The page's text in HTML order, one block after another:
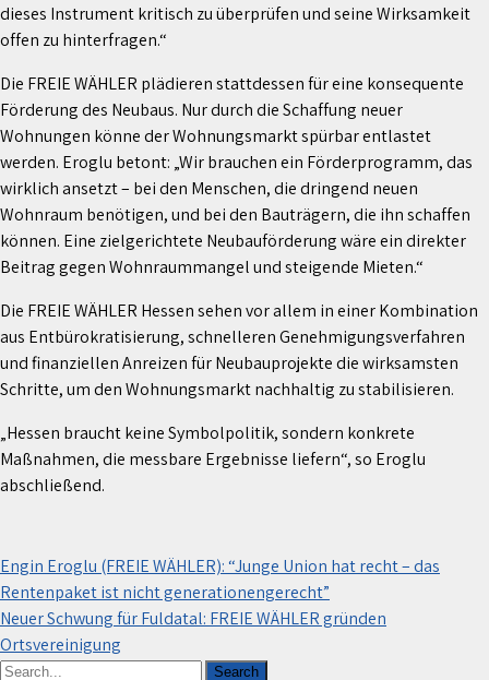
dieses Instrument kritisch zu überprüfen und seine Wirksamkeit
offen zu hinterfragen.“
Die FREIE WÄHLER plädieren stattdessen für eine konsequente
Förderung des Neubaus. Nur durch die Schaffung neuer
Wohnungen könne der Wohnungsmarkt spürbar entlastet
werden. Eroglu betont: „Wir brauchen ein Förderprogramm, das
wirklich ansetzt – bei den Menschen, die dringend neuen
Wohnraum benötigen, und bei den Bauträgern, die ihn schaffen
können. Eine zielgerichtete Neubauförderung wäre ein direkter
Beitrag gegen Wohnraummangel und steigende Mieten.“
Die FREIE WÄHLER Hessen sehen vor allem in einer Kombination
aus Entbürokratisierung, schnelleren Genehmigungsverfahren
und finanziellen Anreizen für Neubauprojekte die wirksamsten
Schritte, um den Wohnungsmarkt nachhaltig zu stabilisieren.
„Hessen braucht keine Symbolpolitik, sondern konkrete
Maßnahmen, die messbare Ergebnisse liefern“, so Eroglu
abschließend.
Beitragsnavigation
Engin Eroglu (FREIE WÄHLER): “Junge Union hat recht – das
Rentenpaket ist nicht generationengerecht”
Neuer Schwung für Fuldatal: FREIE WÄHLER gründen
Ortsvereinigung